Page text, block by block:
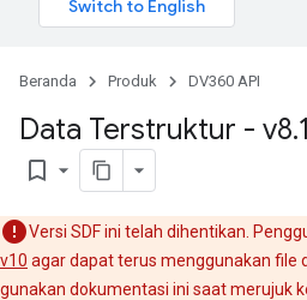
Beranda Produk DV360 API
Data Terstruktur - v8.
bookmark_border
Versi SDF ini telah dihentikan.
v10 agar dapat terus menggunakan file
gunakan dokumentasi ini saat merujuk